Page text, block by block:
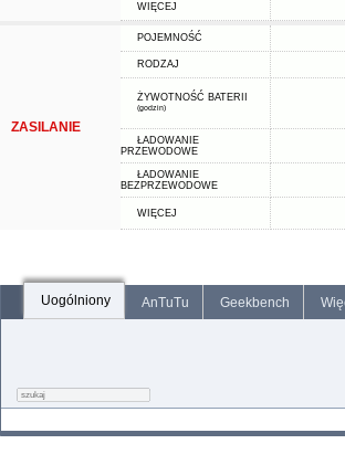
WIĘCEJ
ZASILANIE
POJEMNOŚĆ
RODZAJ
ŻYWOTNOŚĆ BATERII
(godzin)
ŁADOWANIE
PRZEWODOWE
ŁADOWANIE
BEZPRZEWODOWE
WIĘCEJ
Uogólniony AnTuTu Geekbench